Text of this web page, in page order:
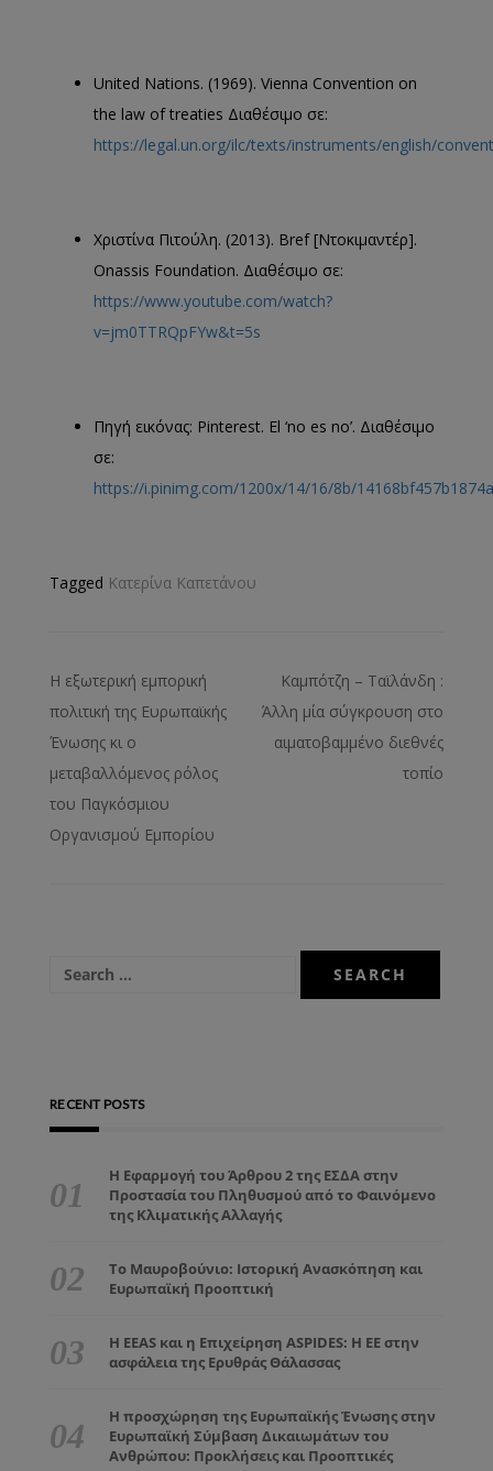
United Nations. (1969). Vienna Convention on
the law of treaties Διαθέσιμο σε:
https://legal.un.org/ilc/texts/instruments/english/
Χριστίνα Πιτούλη. (2013). Bref [Ντοκιμαντέρ].
Onassis Foundation. Διαθέσιμο σε:
https://www.youtube.com/watch?
v=jm0TTRQpFYw&t=5s
Πηγή εικόνας: Pinterest. El ‘no es no’. Διαθέσιμο
σε:
https://i.pinimg.com/1200x/14/16/8b/
Tagged Κατερίνα Καπετάνου
Η εξωτερική εμπορική
πολιτική της Ευρωπαϊκής
Ένωσης κι ο
μεταβαλλόμενος ρόλος
του Παγκόσμιου
Οργανισμού Εμπορίου
Καμπότζη – Ταϊλάνδη :
Άλλη μία σύγκρουση στο
αιματοβαμμένο διεθνές
τοπίο
RECENT POSTS
Η Εφαρμογή του Άρθρου 2 της ΕΣΔΑ στην
Προστασία του Πληθυσμού από το Φαινόμενο
της Κλιματικής Αλλαγής
Το Μαυροβούνιο: Ιστορική Ανασκόπηση και
Ευρωπαϊκή Προοπτική
Η EEAS και η Επιχείρηση ASPIDES: Η ΕΕ στην
ασφάλεια της Ερυθράς Θάλασσας
Η προσχώρηση της Ευρωπαϊκής Ένωσης στην
Ευρωπαϊκή Σύμβαση Δικαιωμάτων του
Ανθρώπου: Προκλήσεις και Προοπτικές